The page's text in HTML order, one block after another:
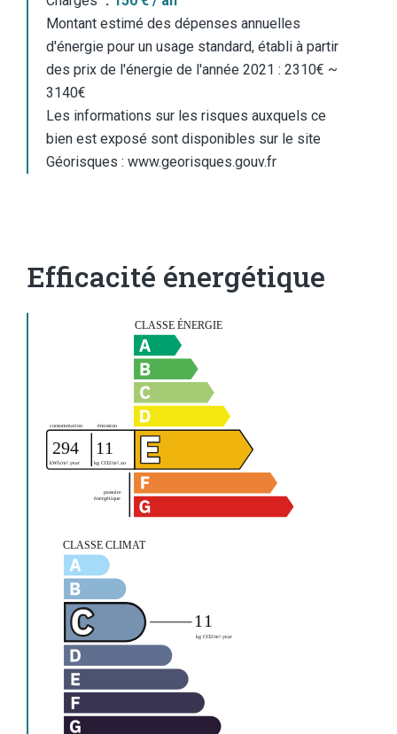
Montant estimé des dépenses annuelles
d'énergie pour un usage standard, établi à partir
des prix de l'énergie de l'année 2021 : 2310€ ~
3140€
Les informations sur les risques auxquels ce
bien est exposé sont disponibles sur le site
Géorisques : www.georisques.gouv.fr
Efficacité énergétique